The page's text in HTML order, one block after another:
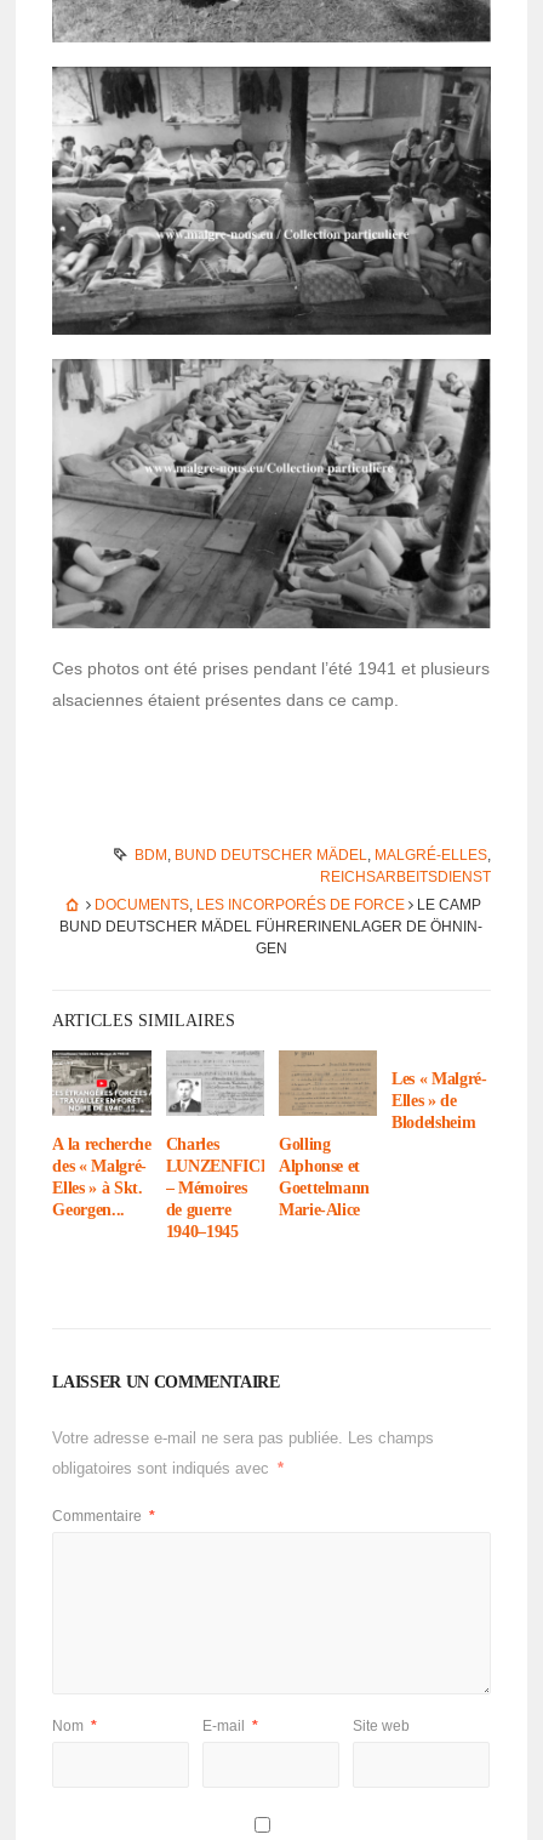
Ces photos ont été prises pendant l’été 1941 et plusieurs
alsa­ciennes étaient présentes dans ce camp.
BDM BUND DEUTSCHER MÄDEL MALGRÉ-ELLES,
REICHSARBEITSDIENST
DOCUMENTS, LES INCORPORÉS DE FORCE LE CAMP
BUND DEUT­SCHER MÄDEL FÜHRE­RI­NEN­LA­GER DE ÖHNIN­
GEN
ARTICLES SIMILAIRES
A la recherche
des « Malgré-
Elles » à Skt.
Geor­gen...
Charles
LUNZENFICHTER
– Mémoires
de guerre
1940–1945
Golling
Alphonse et
Goet­tel­mann
Marie-Alice
Les « Malgré-
Elles » de
Blodel­sheim
LAISSER UN COMMENTAIRE
Votre adresse e-mail ne sera pas publiée. Les champs
obligatoires sont indiqués avec
*
Commentaire *
Nom * E-mail * Site web